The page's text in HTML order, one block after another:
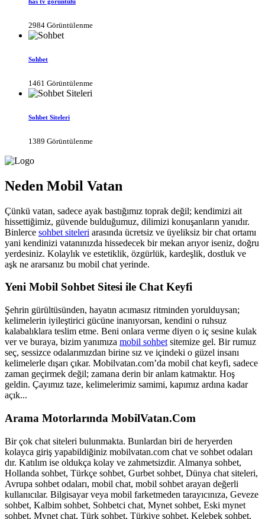
2984 Görüntülenme
Sohbet
1461 Görüntülenme
Sohbet Siteleri
1389 Görüntülenme
Neden Mobil Vatan
Çünkü vatan, sadece ayak bastığımız toprak değil; kendimizi ait
hissettiğimiz, güvende bulduğumuz, dilimizi konuşanların yanıdır.
Binlerce sohbet siteleri arasında ücretsiz ve üyeliksiz bir chat ortamı
yani kendinizi vatanınızda hissedecek bir mekan arıyor iseniz, doğru
yerdesiniz. Kolaylık ve estetiklik, özgürlük, kardeşlik, dostluk ve
aşk ne ararsanız bu mobil chat yerinde.
Yeni Mobil Sohbet Sitesi ile Chat Keyfi
Şehrin gürültüsünden, hayatın acımasız ritminden yorulduysan;
kelimelerin iyileştirici gücüne inanıyorsan, kendini o ruhsuz
kalabalıklara teslim etme. Beni onlara verme diyen o iç sesine kulak
ver ve buraya, bizim yanımıza mobil sohbet sitemize gel. Bir rumuz
seç, sessizce odalarımızdan birine sız ve içindeki o güzel insanı
kelimelerle dışarı çıkar. Mobilvatan.com’da mobil chat keyfi, sadece
zaman geçirmek değil; zamana derin bir anlam katmaktır. Hoş
geldin. Çayımız taze, kelimelerimiz samimi, kapımız ardına kadar
açık...
Arama Motorlarında MobilVatan.Com
Bir çok chat siteleri bulunmakta. Bunlardan biri de heryerden
kolayca giriş yapabildiğiniz mobilvatan.com chat ve sohbet odaları
dır. Katılım ise oldukça kolay ve zahmetsizdir. Almanya sohbet,
Hollanda sohbet, Türkçe sohbet, Gurbet sohbet, Dünya chat siteleri,
Avrupa sohbet odaları, mobil chat, mobil sohbet arayan değerli
kullanıcılar. Bilgisayar veya mobil farketmeden tarayıcınıza, Geveze
sohbet, Kalbim sohbet, Sohbetci chat, Mynet sohbet, Eski mynet
sohbet, Mynet chat, Türk sohbet, Türkiye sohbet, Kelebek sohbet,